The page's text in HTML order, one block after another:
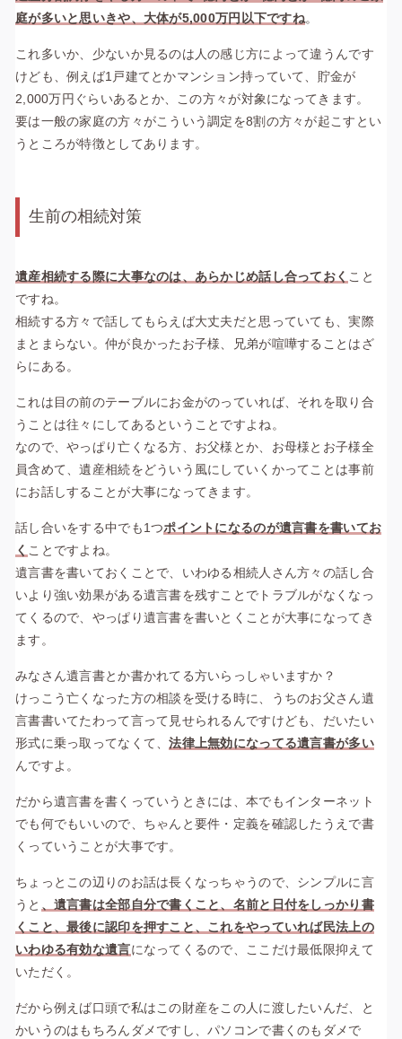
庭が多いと思いきや、大体が5,000万円以下ですね。
これ多いか、少ないか見るのは人の感じ方によって違うんです
けども、例えば1戸建てとかマンション持っていて、貯金が
2,000万円ぐらいあるとか、この方々が対象になってきます。
要は一般の家庭の方々がこういう調定を8割の方々が起こすとい
うところが特徴としてあります。
生前の相続対策
遺産相続する際に大事なのは、あらかじめ話し合っておく こと
ですね。
相続する方々で話してもらえば大丈夫だと思っていても、実際
まとまらない。仲が良かったお子様、兄弟が喧嘩することはざ
らにある。
これは目の前のテーブルにお金がのっていれば、それを取り合
うことは往々にしてあるということですよね。
なので、やっぱり亡くなる方、お父様とか、お母様とお子様全
員含めて、遺産相続をどういう風にしていくかってことは事前
にお話しすることが大事になってきます。
話し合いをする中でも1つポイントになるのが遺言書を書いてお
く ことですよね。
遺言書を書いておくことで、いわゆる相続人さん方々の話し合
いより強い効果がある遺言書を残すことでトラブルがなくなっ
てくるので、やっぱり遺言書を書いとくことが大事になってき
ます。
みなさん遺言書とか書かれてる方いらっしゃいますか？
けっこう亡くなった方の相談を受ける時に、うちのお父さん遺
言書書いてたわって言って見せられるんですけども、だいたい
形式に乗っ取ってなくて、法律上無効になってる遺言書が多い
んですよ。
だから遺言書を書くっていうときには、本でもインターネット
でも何でもいいので、ちゃんと要件・定義を確認したうえで書
くっていうことが大事です。
ちょっとこの辺りのお話は長くなっちゃうので、シンプルに言
うと 、遺言書は全部自分で書くこと、名前と日付をしっかり書
くこと、最後に認印を押すこと、これをやっていれば民法上の
いわゆる有効な遺言になってくるので、ここだけ最低限抑えて
いただく。
だから例えば口頭で私はこの財産をこの人に渡したいんだ、と
かいうのはもちろんダメですし、パソコンで書くのもダメで